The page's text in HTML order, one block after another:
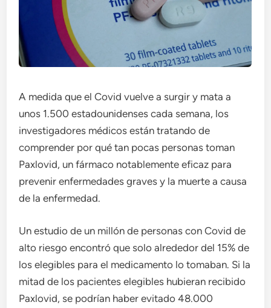
A medida que el Covid vuelve a surgir y mata a
unos 1.500 estadounidenses cada semana, los
investigadores médicos están tratando de
comprender por qué tan pocas personas toman
Paxlovid, un fármaco notablemente eficaz para
prevenir enfermedades graves y la muerte a causa
de la enfermedad.
Un estudio de un millón de personas con Covid de
alto riesgo encontró que solo alrededor del 15% de
los elegibles para el medicamento lo tomaban. Si la
mitad de los pacientes elegibles hubieran recibido
Paxlovid, se podrían haber evitado 48.000